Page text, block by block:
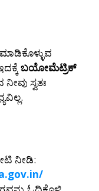
ಬಯೋಮೆಟ್ರಿಕ್
ಸ್ವತಃ
ನೀಡಿ: